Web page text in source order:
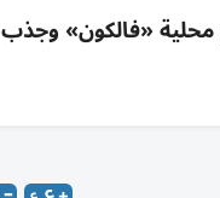
محلية «فالكون» وجذب